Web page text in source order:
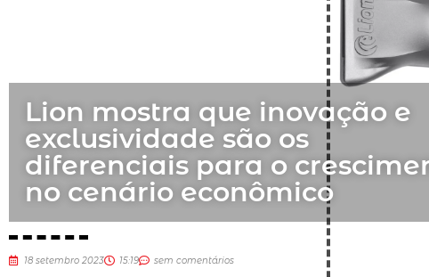
Lion mostra que inovação e
exclusividade são os
diferenciais para o
no cenário econômico
18 setembro 2023 15:19 sem comentários